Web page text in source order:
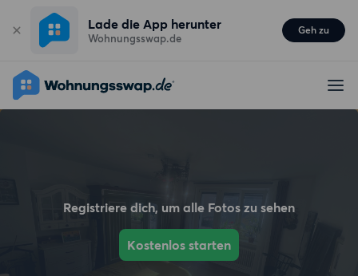
Lade die App herunter
Wohnungsswap.de
Geh zu
Registriere dich, um alle Fotos zu sehen
Kostenlos starten